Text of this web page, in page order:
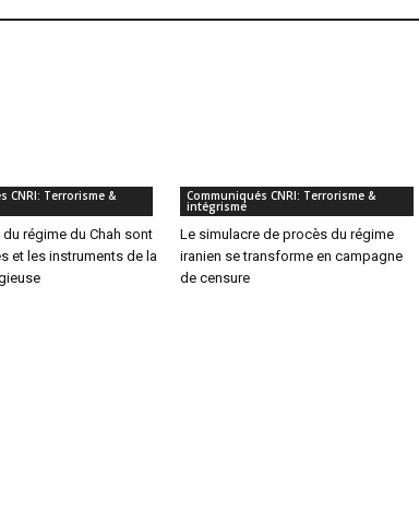
CNRI: Terrorisme &
régime du Chah sont
et les instruments de la
Communiqués CNRI: Terrorisme &
intégrisme
Le simulacre de procès du régime
iranien se transforme en campagne
de censure